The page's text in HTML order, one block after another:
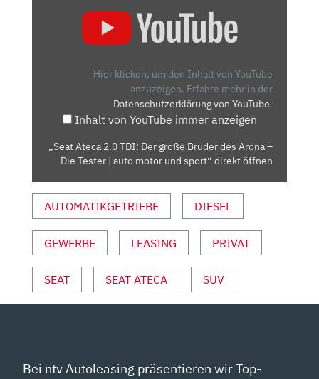
RONA –
ESTER |
OTOR U
ND S
PORT“ V
ON Y
Hier klicken, um den Inhalt von YouTube
anzuzeigen. Erfahre mehr in der
Datenschutzerklärung von YouTube.
Inhalt von YouTube immer anzeigen
„Seat Ateca 2.0 TDI: Der große Bruder des Arona –
Die Tester | auto motor und sport“ direkt öffnen
AUTOMATIKGETRIEBE DIESEL
GEWERBE LEASING PRIVAT
SEAT SEAT ATECA SUV
Bei ntv Autoleasing präsentieren wir Top-